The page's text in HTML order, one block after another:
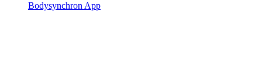
Bodysynchron App